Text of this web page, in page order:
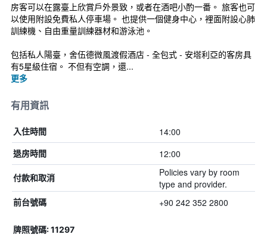
房客可以在露臺上欣賞戶外景致，或者在酒吧小酌一番。 旅客也可
以使用附設免費私人停車場。 也提供一個健身中心，裡面附設心肺
訓練機、自由重量訓練器材和游泳池。
包括私人陽臺，舍伍德微風渡假酒店 - 全包式 - 安塔利亞的客房具
有5星級住宿。 不但有空調，還...
更多
有用資訊
入住時間 14:00
退房時間 12:00
付款和取消
Policies vary by room
type and provider.
前台號碼 +90 242 352 2800
牌照號碼: 11297